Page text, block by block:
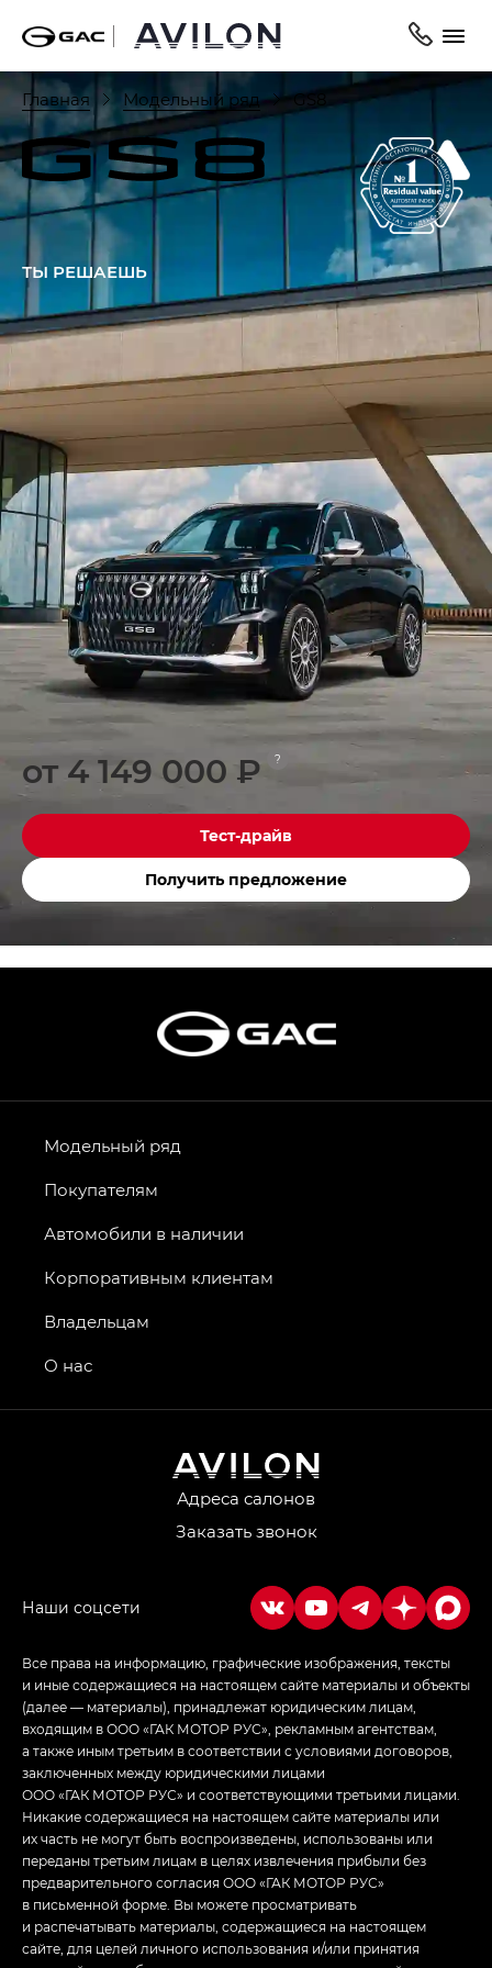
Главная Модельный ряд GS8
ТЫ РЕШАЕШЬ
от 4 149 000 ₽ ?
Тест-драйв
Получить предложение
Адреса салонов
Заказать звонок
Модельный ряд
Покупателям
Автомобили в наличии
Корпоративным клиентам
Владельцам
О нас
Все права на информацию, графические изображения, тексты
и иные содержащиеся на настоящем сайте материалы и объекты
(далее — материалы), принадлежат юридическим лицам,
входящим в ООО «ГАК МОТОР РУС», рекламным агентствам,
а также иным третьим в соответствии с условиями договоров,
заключенных между юридическими лицами
ООО «ГАК МОТОР РУС» и соответствующими третьими лицами.
Никакие содержащиеся на настоящем сайте материалы или
их часть не могут быть воспроизведены, использованы или
переданы третьим лицам в целях извлечения прибыли без
предварительного согласия ООО «ГАК МОТОР РУС»
в письменной форме. Вы можете просматривать
и распечатывать материалы, содержащиеся на настоящем
сайте, для целей личного использования и/или принятия